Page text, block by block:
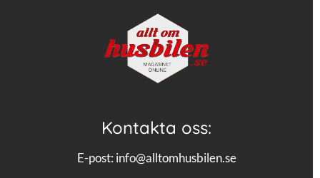
Kontakta oss:
E-post: info@alltomhusbilen.se